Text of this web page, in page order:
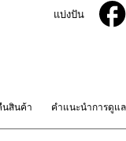
แบ่งปัน
นสินค้า คำแนะนำการดูแล